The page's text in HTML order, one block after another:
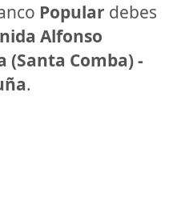
Popular debes
Alfonso
(Santa Comba) -
.